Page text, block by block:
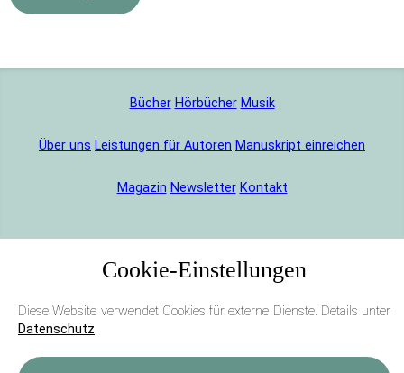
Bücher Hörbücher Musik
Über uns Leistungen für Autoren Manuskript einreichen
Magazin Newsletter Kontakt
Cookie-Einstellungen
Diese Website verwendet Cookies für externe Dienste. Details unter
Datenschutz.